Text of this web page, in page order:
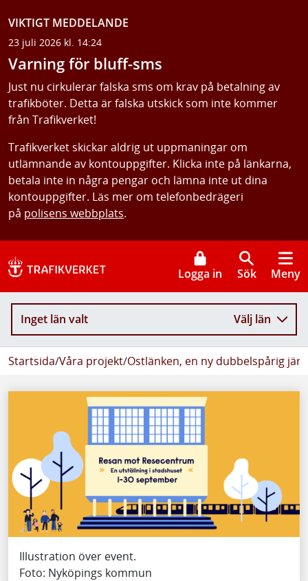
VIKTIGT MEDDELANDE
23 juli 2026 kl. 14:24
Varning för bluff-sms
Just nu cirkulerar falska sms om krav på betalning av
trafikböter. Detta är falska utskick som inte kommer
från Trafikverket!
Trafikverket skickar aldrig ut uppmaningar om
utlämnande av kontouppgifter. Klicka inte på länkarna,
betala inte in några pengar och lämna inte ut dina
kontouppgifter. Läs mer om telefonbedrägeri
på polisens webbplats.
Logga in Sök Meny
Inget län valt Välj län
Startsida/Våra projekt/Ostlänken, en ny dubbelspårig
Illustration över event.
Foto: Nyköpings kommun